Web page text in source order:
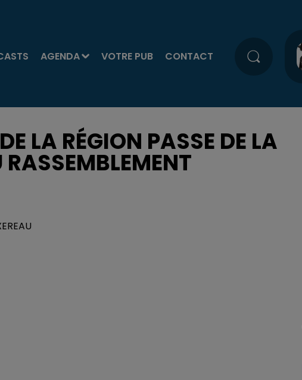
AGENDA VOTRE PUB CONTACT
LA RÉGION PASSE DE LA